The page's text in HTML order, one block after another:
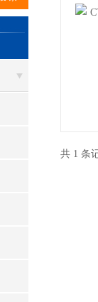
共 1 条